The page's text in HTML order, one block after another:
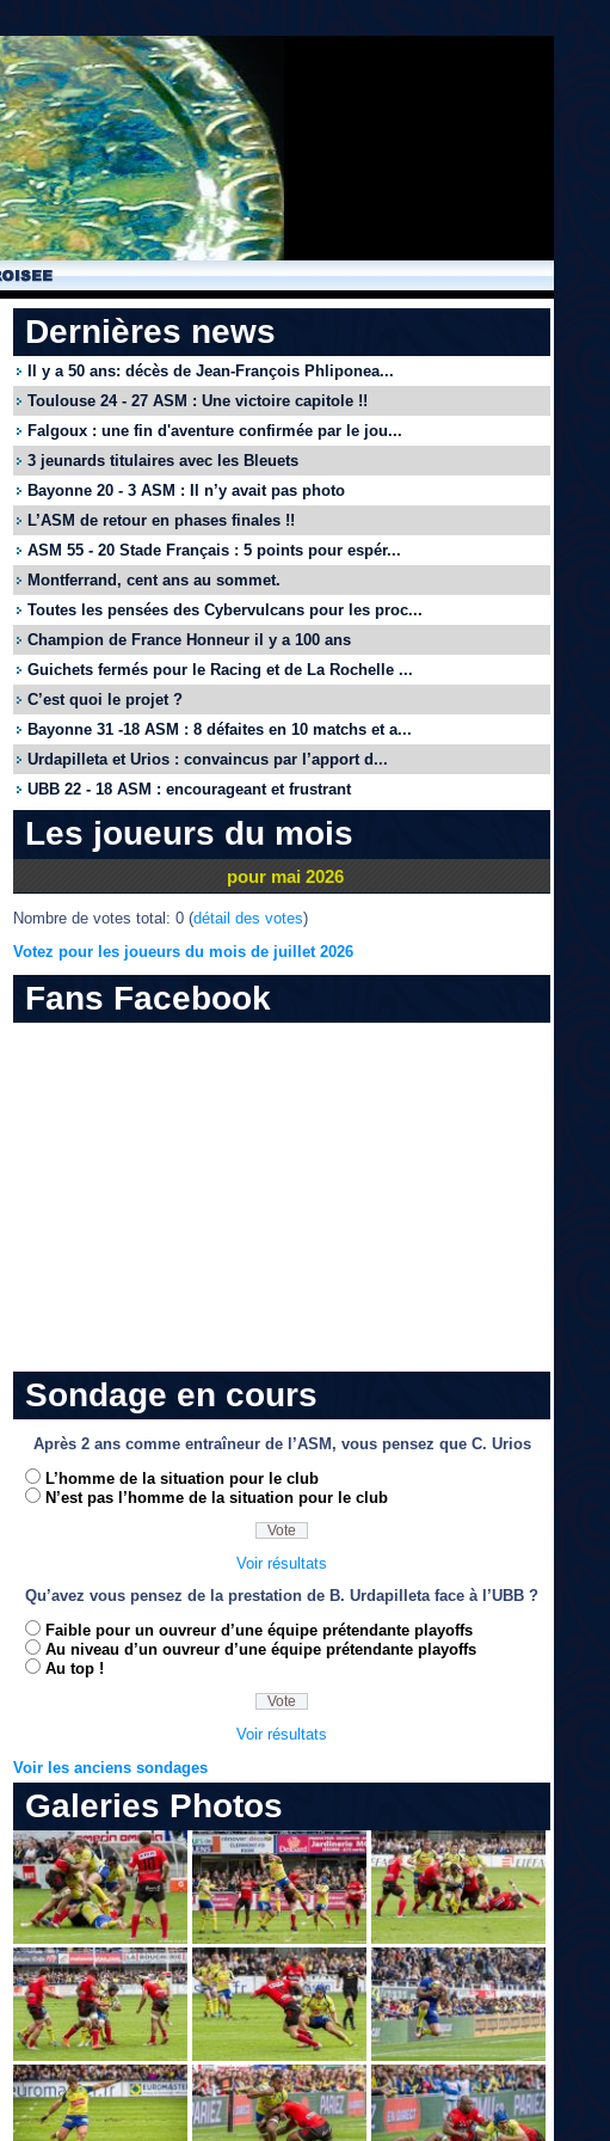
Dernières news
Il y a 50 ans: décès de Jean-François Phliponea...
Toulouse 24 - 27 ASM : Une victoire capitole !!
Falgoux : une fin d'aventure confirmée par le jou...
3 jeunards titulaires avec les Bleuets
Bayonne 20 - 3 ASM : Il n’y avait pas photo
L’ASM de retour en phases finales !!
ASM 55 - 20 Stade Français : 5 points pour espér...
Montferrand, cent ans au sommet.
Toutes les pensées des Cybervulcans pour les proc...
Champion de France Honneur il y a 100 ans
Guichets fermés pour le Racing et de La Rochelle ...
C’est quoi le projet ?
Bayonne 31 -18 ASM : 8 défaites en 10 matchs et a...
Urdapilleta et Urios : convaincus par l’apport d...
UBB 22 - 18 ASM : encourageant et frustrant
Les joueurs du mois
pour mai 2026
Nombre de votes total: 0 (détail des votes)
Votez pour les joueurs du mois de juillet 2026
Fans Facebook
Sondage en cours
Après 2 ans comme entraîneur de l’ASM, vous pensez que C. Urios
L’homme de la situation pour le club
N’est pas l’homme de la situation pour le club
Voir résultats
Qu’avez vous pensez de la prestation de B. Urdapilleta face à l’UBB ?
Faible pour un ouvreur d’une équipe prétendante playoffs
Au niveau d’un ouvreur d’une équipe prétendante playoffs
Au top !
Voir résultats
Voir les anciens sondages
Galeries Photos